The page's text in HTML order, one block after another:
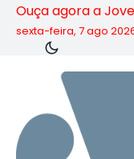
Ouça agora a
sexta-feira, 7 ago